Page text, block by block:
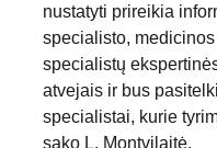
nustatyti prireikia
specialisto,
specialistų
atvejais ir bus
specialistai, kurie
sako L. Montvilaitė.